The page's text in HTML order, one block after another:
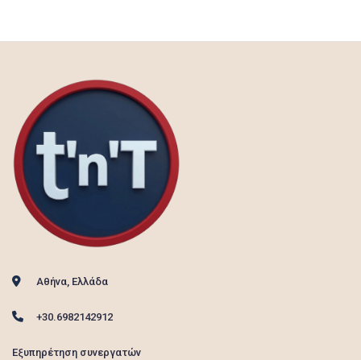
Αθήνα, Ελλάδα
+30.6982142912
Εξυπηρέτηση συνεργατών